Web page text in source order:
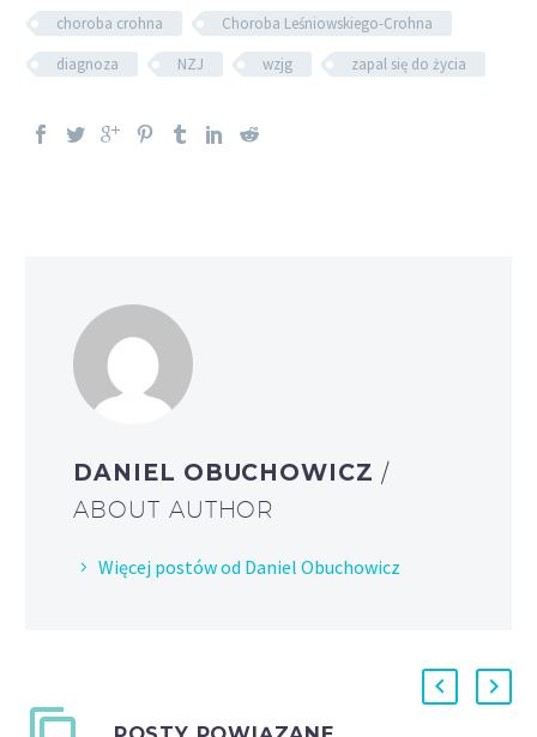
choroba crohna
Choroba Leśniowskiego-Crohna
diagnoza
NZJ wzjg zapal się do życia
DANIEL OBUCHOWICZ/
ABOUT AUTHOR
Więcej postów od Daniel Obuchowicz